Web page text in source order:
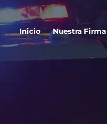
Inicio Nuestra Firma